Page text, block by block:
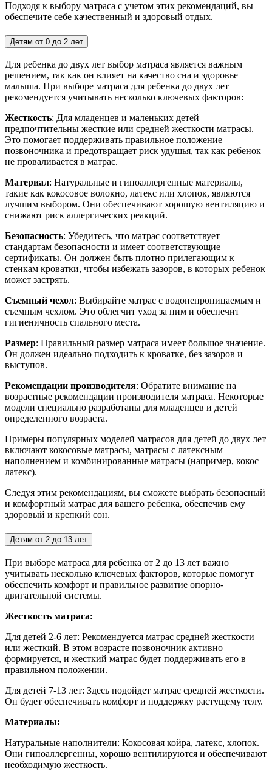
Подходя к выбору матраса с учетом этих рекомендаций, вы
обеспечите себе качественный и здоровый отдых.
Детям от 0 до 2 лет
Для ребенка до двух лет выбор матраса является важным
решением, так как он влияет на качество сна и здоровье
малыша. При выборе матраса для ребенка до двух лет
рекомендуется учитывать несколько ключевых факторов:
Жесткость: Для младенцев и маленьких детей
предпочтительны жесткие или средней жесткости матрасы.
Это помогает поддерживать правильное положение
позвоночника и предотвращает риск удушья, так как ребенок
не проваливается в матрас.
Материал: Натуральные и гипоаллергенные материалы,
такие как кокосовое волокно, латекс или хлопок, являются
лучшим выбором. Они обеспечивают хорошую вентиляцию и
снижают риск аллергических реакций.
Безопасность: Убедитесь, что матрас соответствует
стандартам безопасности и имеет соответствующие
сертификаты. Он должен быть плотно прилегающим к
стенкам кроватки, чтобы избежать зазоров, в которых ребенок
может застрять.
Съемный чехол: Выбирайте матрас с водонепроницаемым и
съемным чехлом. Это облегчит уход за ним и обеспечит
гигиеничность спального места.
Размер: Правильный размер матраса имеет большое значение.
Он должен идеально подходить к кроватке, без зазоров и
выступов.
Рекомендации производителя: Обратите внимание на
возрастные рекомендации производителя матраса. Некоторые
модели специально разработаны для младенцев и детей
определенного возраста.
Примеры популярных моделей матрасов для детей до двух лет
включают кокосовые матрасы, матрасы с латексным
наполнением и комбинированные матрасы (например, кокос +
латекс).
Следуя этим рекомендациям, вы сможете выбрать безопасный
и комфортный матрас для вашего ребенка, обеспечив ему
здоровый и крепкий сон.
Детям от 2 до 13 лет
При выборе матраса для ребенка от 2 до 13 лет важно
учитывать несколько ключевых факторов, которые помогут
обеспечить комфорт и правильное развитие опорно-
двигательной системы.
Жесткость матраса:
Для детей 2-6 лет: Рекомендуется матрас средней жесткости
или жесткий. В этом возрасте позвоночник активно
формируется, и жесткий матрас будет поддерживать его в
правильном положении.
Для детей 7-13 лет: Здесь подойдет матрас средней жесткости.
Он будет обеспечивать комфорт и поддержку растущему телу.
Материалы:
Натуральные наполнители: Кокосовая койра, латекс, хлопок.
Они гипоаллергенны, хорошо вентилируются и обеспечивают
необходимую жесткость.